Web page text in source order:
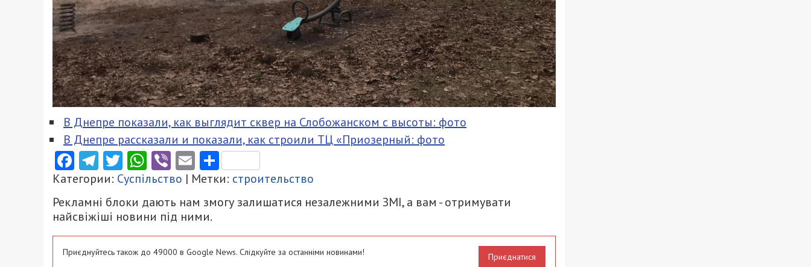
В Днепре показали, как выглядит сквер на Слобожанском с высоты: фото
В Днепре рассказали и показали, как строили ТЦ «Приозерный: фото
Facebook
Telegram
Twitter
WhatsApp
ViberEmailПоділитися
Категории: Суспільство | Метки: строительство
Рекламні блоки дають нам змогу залишатися незалежними ЗМІ, а вам - отримувати
найсвіжіші новини під ними.
Приєднуйтесь також до 49000 в Google News. Слідкуйте за останніми новинами! Приєднатися